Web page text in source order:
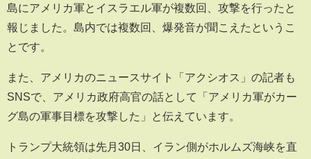
島にアメリカ軍とイスラエル軍が複数回、攻撃を行ったと
報じました。島内では複数回、爆発音が聞こえたというこ
とです。
また、アメリカのニュースサイト「アクシオス」の記者も
SNSで、アメリカ政府高官の話として「アメリカ軍がカー
グ島の軍事目標を攻撃した」と伝えています。
トランプ大統領は先月30日、イラン側がホルムズ海峡を直